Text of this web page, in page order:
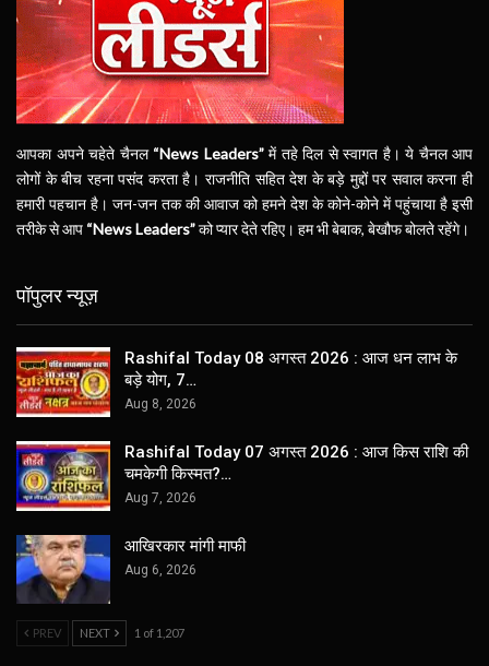
आपका अपने चहेते चैनल “News Leaders”में तहे दिल से स्वागत है। ये चैनल आप
लोगों के बीच रहना पसंद करता है। राजनीति सहित देश के बड़े मुद्दों पर सवाल करना ही
हमारी पहचान है। जन-जन तक की आवाज को हमने देश के कोने-कोने में पहुंचाया है इसी
तरीके से आप “News Leaders”को प्यार देते रहिए। हम भी बेबाक, बेखौफ बोलते रहेंगे।
पॉपुलर न्यूज़
Rashifal Today 08 अगस्त 2026 : आज धन लाभ के
बड़े योग, 7…
Aug 8, 2026
Rashifal Today 07 अगस्त 2026 : आज किस राशि की
चमकेगी किस्मत?…
Aug 7, 2026
आखिरकार मांगी माफी
Aug 6, 2026
PREV NEXT 1 of 1,207